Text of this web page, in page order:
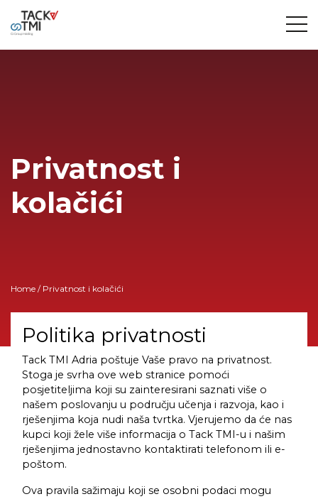
Privatnost i
kolačići
Home / Privatnost i kolačići
Politika privatnosti
Tack TMI Adria poštuje Vaše pravo na privatnost.
Stoga je svrha ove web stranice pomoći
posjetiteljima koji su zainteresirani saznati više o
našem poslovanju u području učenja i razvoja, kao i
rješenjima koja nudi naša tvrtka. Vjerujemo da će nas
kupci koji žele više informacija o Tack TMI-u i našim
rješenjima jednostavno kontaktirati telefonom ili e-
poštom.
Ova pravila sažimaju koji se osobni podaci mogu